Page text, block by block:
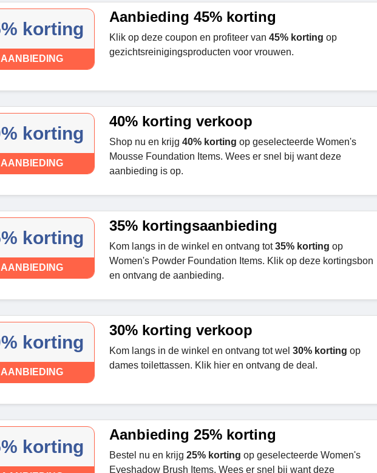
korting
AANBIEDING
Aanbieding 45% korting
Klik op deze coupon en profiteer van 45% korting op
gezichtsreinigingsproducten voor vrouwen.
korting
AANBIEDING
40% korting verkoop
Shop nu en krijg 40% korting op geselecteerde Women's
Mousse Foundation Items. Wees er snel bij want deze
aanbieding is op.
korting
AANBIEDING
35% kortingsaanbieding
Kom langs in de winkel en ontvang tot35% korting op
Women's Powder Foundation Items. Klik op deze kortingsbon
en ontvang de aanbieding.
korting
AANBIEDING
30% korting verkoop
Kom langs in de winkel en ontvang tot wel 30% korting op
dames toilettassen. Klik hier en ontvang de deal.
korting
Aanbieding 25% korting
Bestel nu en krijg 25% korting op geselecteerde Women's
Eyeshadow Brush Items. Wees er snel bij want deze